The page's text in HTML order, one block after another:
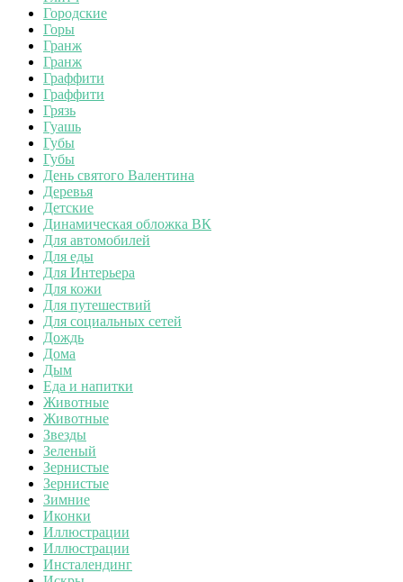
Городские
Горы
Гранж
Гранж
Граффити
Граффити
Грязь
Гуашь
Губы
Губы
День святого Валентина
Деревья
Детские
Динамическая обложка ВК
Для автомобилей
Для еды
Для Интерьера
Для кожи
Для путешествий
Для социальных сетей
Дождь
Дома
Дым
Еда и напитки
Животные
Животные
Звезды
Зеленый
Зернистые
Зернистые
Зимние
Иконки
Иллюстрации
Иллюстрации
Инсталендинг